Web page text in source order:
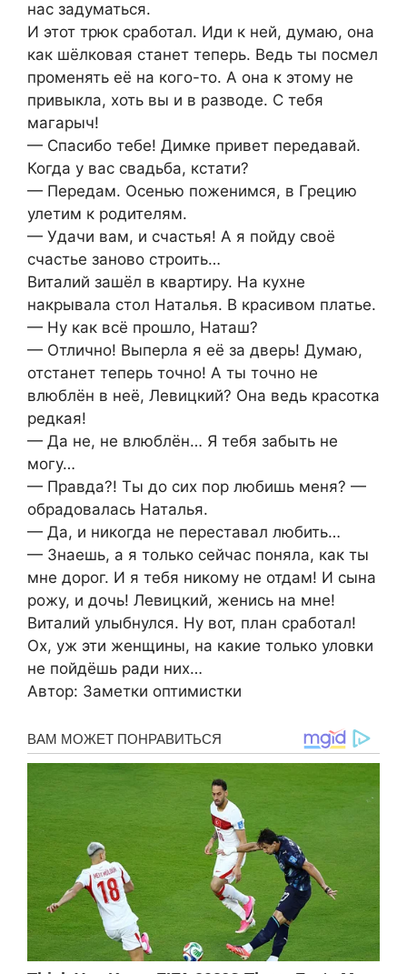
нас задуматься.
И этот трюк сработал. Иди к ней, думаю, она
как шёлковая станет теперь. Ведь ты посмел
променять её на кого-то. А она к этому не
привыкла, хоть вы и в разводе. С тебя
магарыч!
— Спасибо тебе! Димке привет передавай.
Когда у вас свадьба, кстати?
— Передам. Осенью поженимся, в Грецию
улетим к родителям.
— Удачи вам, и счастья! А я пойду своё
счастье заново строить…
Виталий зашёл в квартиру. На кухне
накрывала стол Наталья. В красивом платье.
— Ну как всё прошло, Наташ?
— Отлично! Выперла я её за дверь! Думаю,
отстанет теперь точно! А ты точно не
влюблён в неё, Левицкий? Она ведь красотка
редкая!
— Да не, не влюблён… Я тебя забыть не
могу…
— Правда?! Ты до сих пор любишь меня? —
обрадовалась Наталья.
— Да, и никогда не переставал любить…
— Знаешь, а я только сейчас поняла, как ты
мне дорог. И я тебя никому не отдам! И сына
рожу, и дочь! Левицкий, женись на мне!
Виталий улыбнулся. Ну вот, план сработал!
Ох, уж эти женщины, на какие только уловки
не пойдёшь ради них…
Автор: Заметки оптимистки